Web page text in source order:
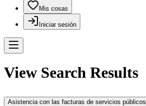
Mis cosas
Iniciar sesión
View Search Results
Asistencia con las facturas de servicios públicos